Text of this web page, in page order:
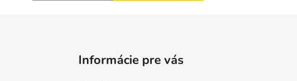
Informácie pre vás